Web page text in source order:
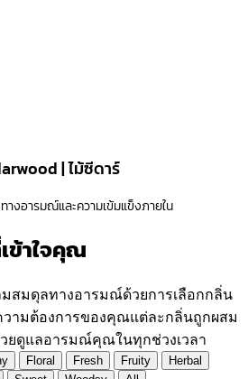
| ไม้ซีดาร์
างอารมณ์และความเข้มแข็งภายใน
ข้าใจคุณ
มสมดุลทางอารมณ์ด้วยการเลือกกลิ่น
ามต้องการของคุณแต่ละกลิ่นถูกผสม
ยดูแลอารมณ์คุณในทุกช่วงเวลา
Floral Fresh Fruity
Herbal